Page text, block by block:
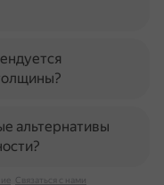
альтернативы
Связаться с нами